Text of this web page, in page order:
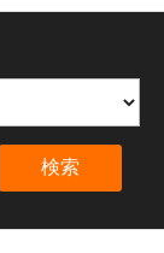
検索